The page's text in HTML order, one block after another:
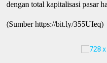
dengan total kapitalisasi pasar
(Sumber https://bit.ly/355UIeq)